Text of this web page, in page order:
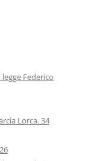
Federico
Lorca. 34